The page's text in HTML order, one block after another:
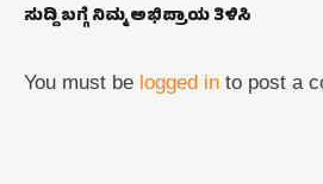
ಸುದ್ದಿ ಬಗ್ಗೆ ನಿಮ್ಮ ಅಭಿಪ್ರಾಯ ತಿಳಿಸಿ
You must be logged in to post a